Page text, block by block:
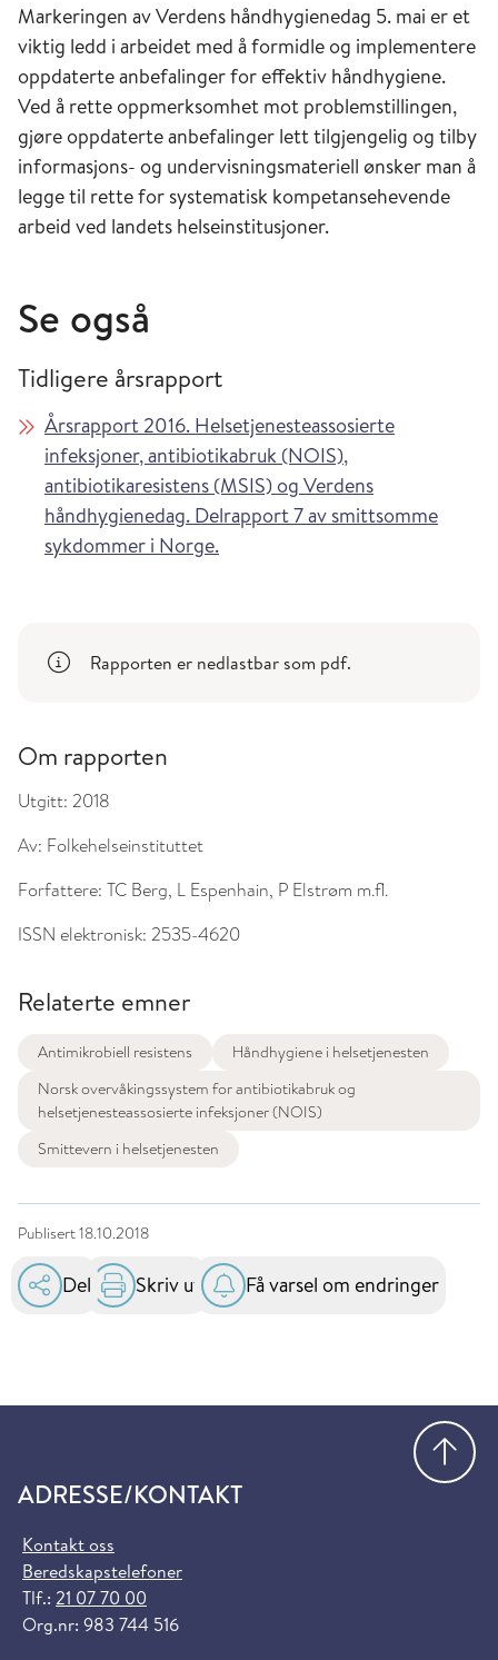
Markeringen av Verdens håndhygienedag 5. mai er et
viktig ledd i arbeidet med å formidle og implementere
oppdaterte anbefalinger for effektiv håndhygiene.
Ved å rette oppmerk­somhet mot problemstillingen,
gjøre oppdaterte anbefalinger lett tilgjengelig og tilby
informasjons- og undervisningsmateriell ønsker man å
legge til rette for systematisk kompetansehevende
arbeid ved landets helseinstitusjoner.
Se også
Tidligere årsrapport
Årsrapport 2016. Helsetjenesteassosierte
infeksjoner, antibiotikabruk (NOIS),
antibiotikaresistens (MSIS) og Verdens
håndhygienedag. Delrapport 7 av smittsomme
sykdommer i Norge.
Rapporten er nedlastbar som pdf.
Om rapporten
Utgitt: 2018
Av: Folkehelseinstituttet
Forfattere: TC Berg, L Espenhain, P Elstrøm m.fl.
ISSN elektronisk: 2535-4620
Relaterte emner
Antimikrobiell resistens
Håndhygiene i helsetjenesten
Norsk overvåkingssystem for antibiotikabruk og
helsetjenesteassosierte infeksjoner (NOIS)
Smittevern i helsetjenesten
Publisert18.10.2018
Del Skriv ut Få varsel om endringer
ADRESSE/KONTAKT
Kontakt oss
Beredskapstelefoner
Tlf.: 21 07 70 00
Org.nr: 983 744 516